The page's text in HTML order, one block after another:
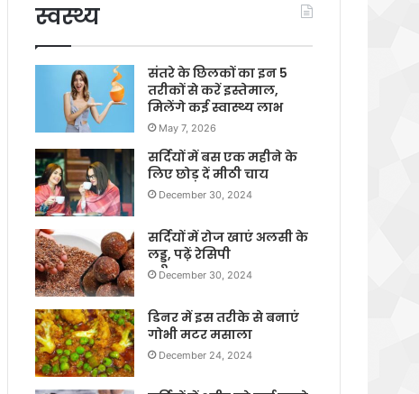
स्वस्थ्य
संतरे के छिलकों का इन 5
तरीकों से करें इस्तेमाल,
मिलेंगे कई स्वास्थ्य लाभ
May 7, 2026
सर्दियों में बस एक महीने के
लिए छोड़ दें मीठी चाय
December 30, 2024
सर्दियों में रोज खाएं अलसी के
लड्डू, पढ़ें रेसिपी
December 30, 2024
डिनर में इस तरीके से बनाएं
गोभी मटर मसाला
December 24, 2024